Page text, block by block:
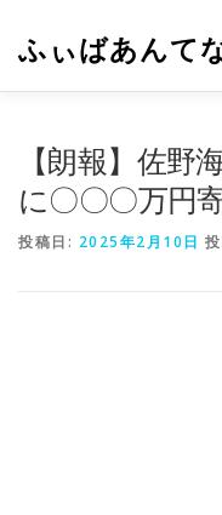
ふぃばあんて
【朗報】佐野
に〇〇〇万円
投稿日: 2025年2月10日